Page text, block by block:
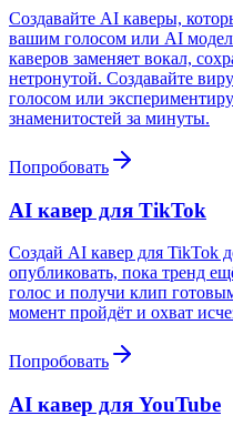
Создавайте AI каверы,
вашим голосом или AI
каверов заменяет вокал,
нетронутой. Создавайте
голосом или
знаменитостей за минуты.
Попробовать
AI кавер для TikTok
Создай AI кавер для TikTok
опубликовать, пока тренд
голос и получи клип
момент пройдёт и охват
Попробовать
AI кавер для YouTube